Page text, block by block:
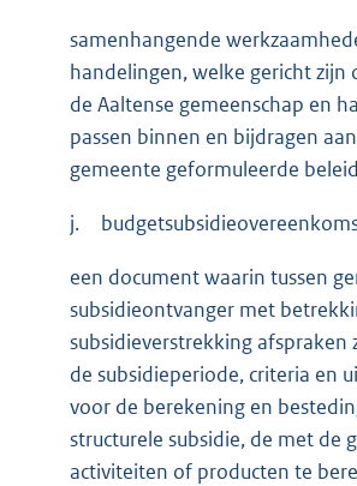
samenhangende
handelingen, welke gericht zijn
de Aaltense gemeenschap en
passen binnen en bijdragen
gemeente geformuleerde
j.
een document waarin tussen
subsidieontvanger met
subsidieverstrekking afspraken
de subsidieperiode, criteria en
voor de berekening en
structurele subsidie, de met de
activiteiten of producten te